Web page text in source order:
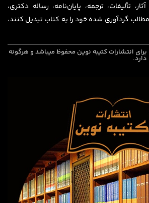
تألیفات، ترجمه، پایان‌نامه، رساله دکتری،
گردآوری شده خود را به کتاب تبدیل کنند،
انتشارات کتیبه نوین محفوظ میباشد و هرگونه